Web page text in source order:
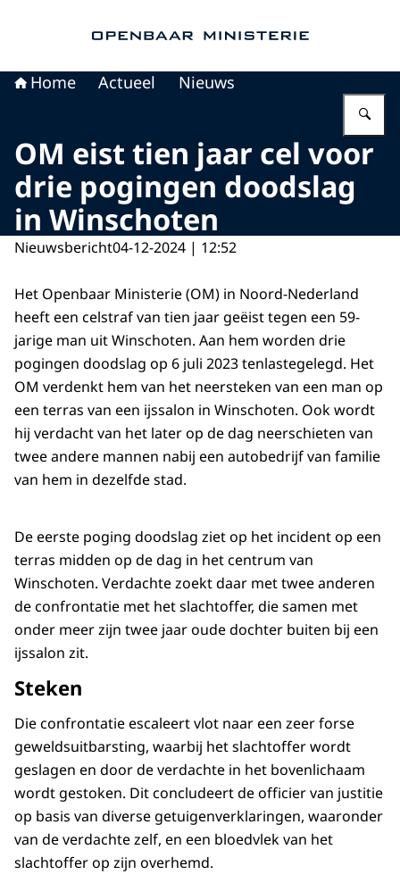
Home Actueel Nieuws
OM eist tien jaar cel voor
drie pogingen doodslag
in Winschoten
Nieuwsbericht04-12-2024 | 12:52
Het Openbaar Ministerie (OM) in Noord-Nederland
heeft een celstraf van tien jaar geëist tegen een 59-
jarige man uit Winschoten. Aan hem worden drie
pogingen doodslag op 6 juli 2023 tenlastegelegd. Het
OM verdenkt hem van het neersteken van een man op
een terras van een ijssalon in Winschoten. Ook wordt
hij verdacht van het later op de dag neerschieten van
twee andere mannen nabij een autobedrijf van familie
van hem in dezelfde stad.
De eerste poging doodslag ziet op het incident op een
terras midden op de dag in het centrum van
Winschoten. Verdachte zoekt daar met twee anderen
de confrontatie met het slachtoffer, die samen met
onder meer zijn twee jaar oude dochter buiten bij een
ijssalon zit.
Steken
Die confrontatie escaleert vlot naar een zeer forse
geweldsuitbarsting, waarbij het slachtoffer wordt
geslagen en door de verdachte in het bovenlichaam
wordt gestoken. Dit concludeert de officier van justitie
op basis van diverse getuigenverklaringen, waaronder
van de verdachte zelf, en een bloedvlek van het
slachtoffer op zijn overhemd.